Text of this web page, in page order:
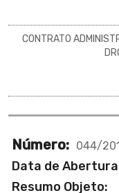
CONTRATO
Número: 044/
Data de
Resumo Objeto: